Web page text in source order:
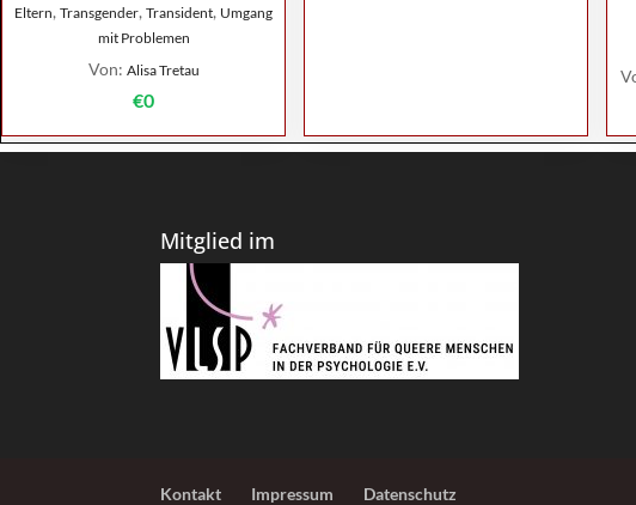
Eltern, Transgender, Transident, Umgang
mit Problemen
Von: Alisa Tretau
€0
Mitglied im
Kontakt Impressum Datenschutz